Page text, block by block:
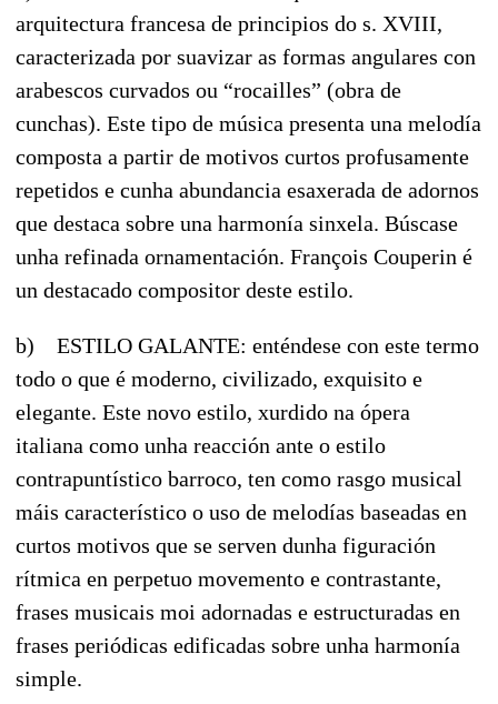
arquitectura francesa de principios do s. XVIII,
caracterizada por suavizar as formas angulares con
arabescos curvados ou “rocailles” (obra de
cunchas). Este tipo de música presenta una melodía
composta a partir de motivos curtos profusamente
repetidos e cunha abundancia esaxerada de adornos
que destaca sobre una harmonía sinxela. Búscase
unha refinada ornamentación. François Couperin é
un destacado compositor deste estilo.
b) ESTILO GALANTE: enténdese con este termo
todo o que é moderno, civilizado, exquisito e
elegante. Este novo estilo, xurdido na ópera
italiana como unha reacción ante o estilo
contrapuntístico barroco, ten como rasgo musical
máis característico o uso de melodías baseadas en
curtos motivos que se serven dunha figuración
rítmica en perpetuo movemento e contrastante,
frases musicais moi adornadas e estructuradas en
frases periódicas edificadas sobre unha harmonía
simple.